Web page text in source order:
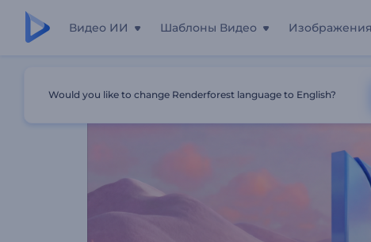
Видео ИИ Шаблоны Видео
Would you like to change Renderforest language to English?